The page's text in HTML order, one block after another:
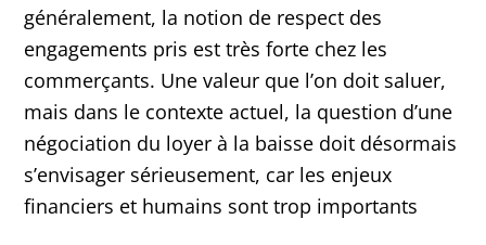
généralement, la notion de respect des
engagements pris est très forte chez les
commerçants. Une valeur que l’on doit saluer,
mais dans le contexte actuel, la question d’une
négociation du loyer à la baisse doit désormais
s’envisager sérieusement, car les enjeux
financiers et humains sont trop importants